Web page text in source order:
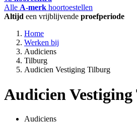
Alle A-merk hoortoestellen
Altijd een vrijblijvende proefperiode
Home
Werken bij
Audiciens
Tilburg
Audicien Vestiging Tilburg
Audicien
Audiciens